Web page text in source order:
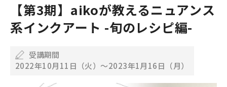
【第3期】aikoが教えるニュアンス
系インクアート -旬のレシピ編-
受講期間
2022年10月11日（火）〜2023年1月16日（月）